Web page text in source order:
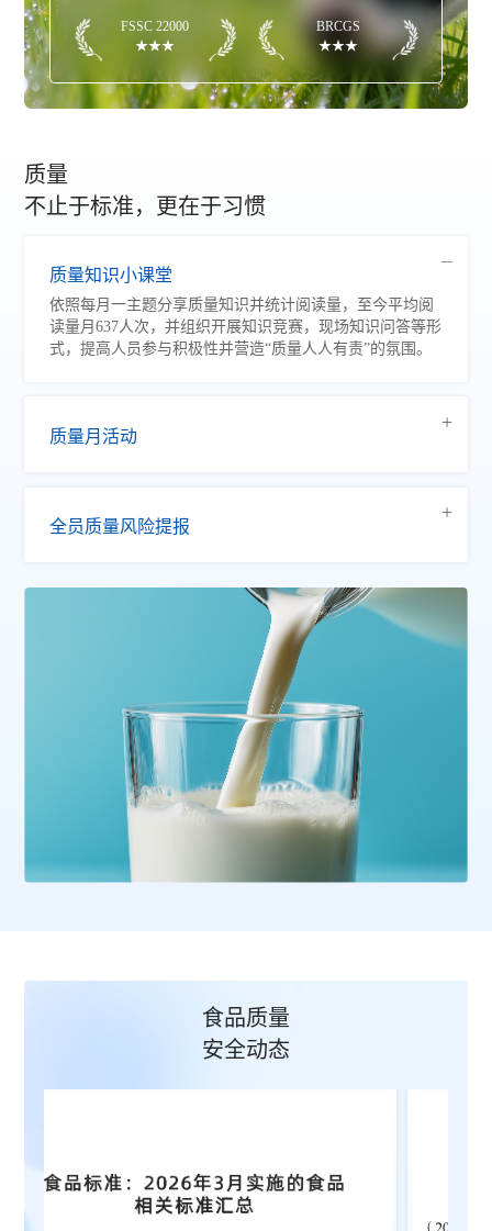
FSSC 22000
★★★
BRCGS
★★★
质量
不止于标准，更在于习惯
质量知识小课堂
依照每月一主题分享质量知识并统计阅读量，至今平均阅
读量月637人次，并组织开展知识竞赛，现场知识问答等形
式，提高人员参与积极性并营造“质量人人有责”的氛围。
质量月活动
全员质量风险提报
食品质量
安全动态